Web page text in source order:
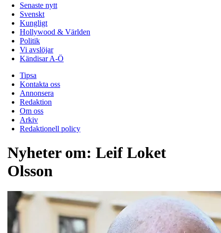
Senaste nytt
Svenskt
Kungligt
Hollywood & Världen
Politik
Vi avslöjar
Kändisar A-Ö
Tipsa
Kontakta oss
Annonsera
Redaktion
Om oss
Arkiv
Redaktionell policy
Nyheter om: Leif Loket
Olsson